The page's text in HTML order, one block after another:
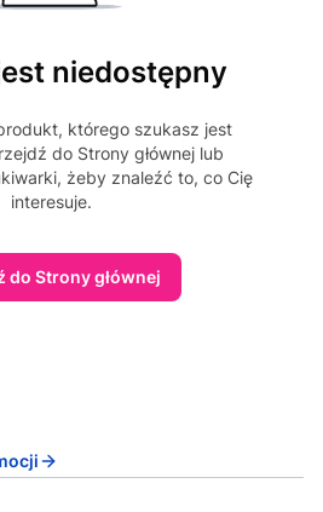
niedostępny
którego szukasz jest
do Strony głównej lub
żeby znaleźć to, co Cię
interesuje.
do Strony głównej